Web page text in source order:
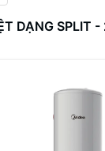
DẠNG SPLIT -